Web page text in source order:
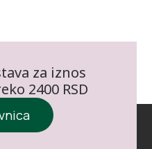
za iznos
2400 RSD